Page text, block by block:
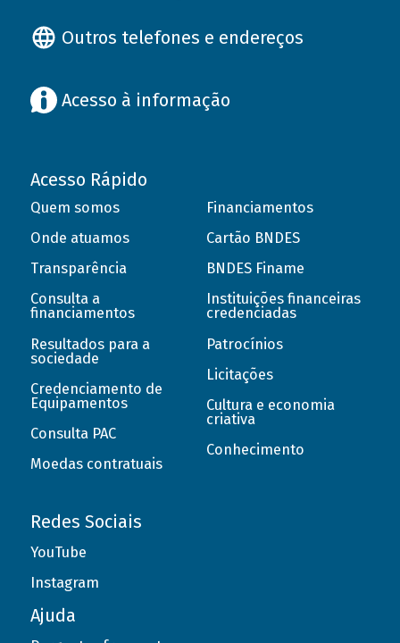
Outros telefones e endereços
Acesso à informação
Acesso Rápido
Quem somos
Onde atuamos
Transparência
Consulta a
financiamentos
Resultados para a
sociedade
Credenciamento de
Equipamentos
Consulta PAC
Moedas contratuais
Financiamentos
Cartão BNDES
BNDES Finame
Instituições financeiras
credenciadas
Patrocínios
Licitações
Cultura e economia
criativa
Conhecimento
Redes Sociais
YouTube
Instagram
Ajuda